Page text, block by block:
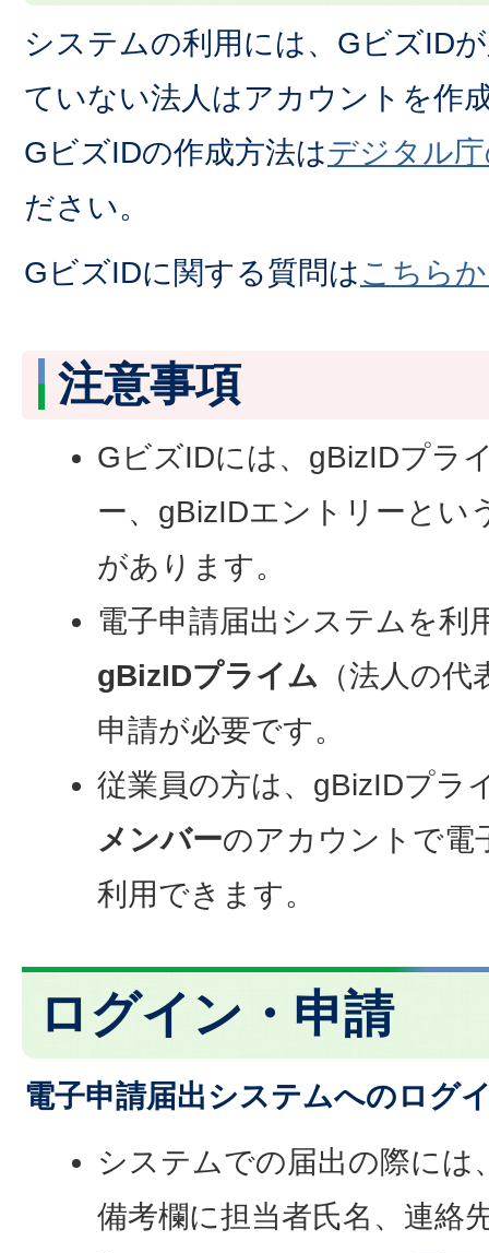
システムの利用には、GビズID
ていない法人はアカウントを作
GビズIDの作成方法はデジタル
ださい。
GビズIDに関する質問はこちら
注意事項
GビズIDには、gBizIDプラ
ー、gBizIDエントリーとい
があります。
電子申請届出システムを利
gBizIDプライム （法人の
申請が必要です。
従業員の方は、gBizIDプラ
メンバーのアカウントで電
利用できます。
ログイン・申請
電子申請届出システムへのログ
システムでの届出の際には
備考欄に担当者氏名、連絡